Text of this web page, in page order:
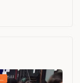
EMPEDERNIDO